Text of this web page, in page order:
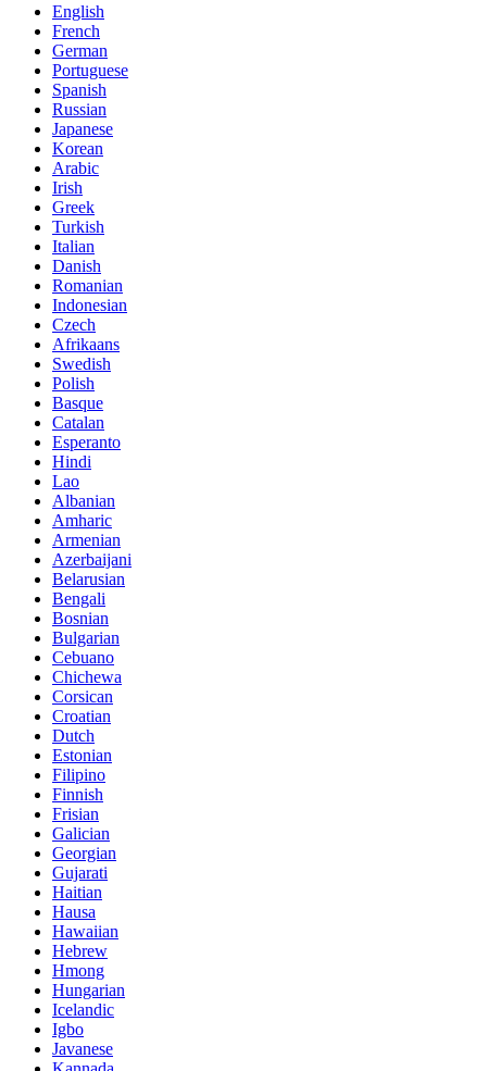
English
French
German
Portuguese
Spanish
Russian
Japanese
Korean
Arabic
Irish
Greek
Turkish
Italian
Danish
Romanian
Indonesian
Czech
Afrikaans
Swedish
Polish
Basque
Catalan
Esperanto
Hindi
Lao
Albanian
Amharic
Armenian
Azerbaijani
Belarusian
Bengali
Bosnian
Bulgarian
Cebuano
Chichewa
Corsican
Croatian
Dutch
Estonian
Filipino
Finnish
Frisian
Galician
Georgian
Gujarati
Haitian
Hausa
Hawaiian
Hebrew
Hmong
Hungarian
Icelandic
Igbo
Javanese